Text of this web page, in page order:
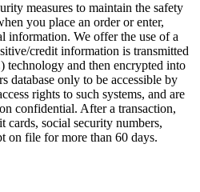
measures to maintain the safety
you place an order or enter,
information. We offer the use of a
credit information is transmitted
technology and then encrypted into
database only to be accessible by
rights to such systems, and are
confidential. After a transaction,
social security numbers,
on file for more than 60 days.